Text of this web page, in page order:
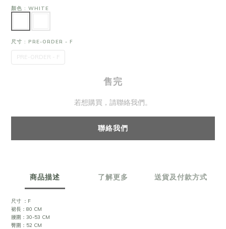
顏色 : WHITE
尺寸 : PRE-ORDER - F
PRE-ORDER - F
售完
若想購買，請聯絡我們。
聯絡我們
商品描述 了解更多 送貨及付款方式
尺寸 ：F
裙長：80 CM
腰圍：30-53 CM
臀圍：52 CM